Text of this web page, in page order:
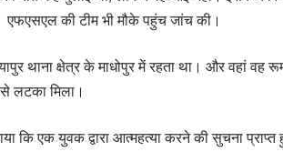
एफएसएल की टीम भी मौके पहुंच जांच की।
थाना क्षेत्र के माधोपुर में रहता था। और वहां
लटका मिला।
कि एक युवक द्वारा आत्महत्या करने की सुचना